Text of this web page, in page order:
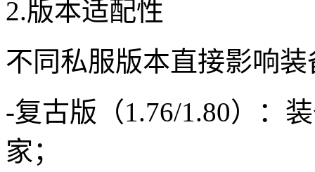
2.版本适配性
不同私服版本直接影响
-复古版（1.76/1.80）：
家；